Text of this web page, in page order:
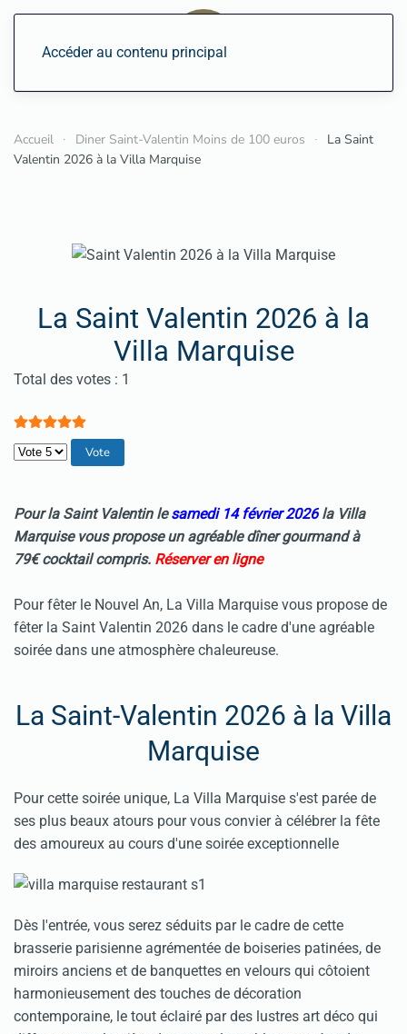
Accéder au contenu principal
Accueil Diner Saint-Valentin Moins de 100 euros
La Saint
Valentin 2026 à la Villa Marquise
La Saint Valentin 2026 à la
Villa Marquise
Vote utilisateur:5/
Total des votes : 1
Veuillez voter
Pour la Saint Valentin lesamedi 14 février 2026la Villa
Marquise vous propose un agréable dîner gourmand à
79€cocktail compris. Réserver en ligne
Pour fêter le Nouvel An, La Villa Marquise vous propose de
fêter la Saint Valentin 2026 dans le cadre d'une agréable
soirée dans une atmosphère chaleureuse.
La Saint-Valentin 2026 à la Villa
Marquise
Pour cette soirée unique, La Villa Marquise s'est parée de
ses plus beaux atours pour vous convier à célébrer la fête
des amoureux au cours d'une soirée exceptionnelle
Dès l'entrée, vous serez séduits par le cadre de cette
brasserie parisienne agrémentée de boiseries patinées, de
miroirs anciens et de banquettes en velours qui côtoient
harmonieusement des touches de décoration
contemporaine, le tout éclairé par des lustres art déco qui